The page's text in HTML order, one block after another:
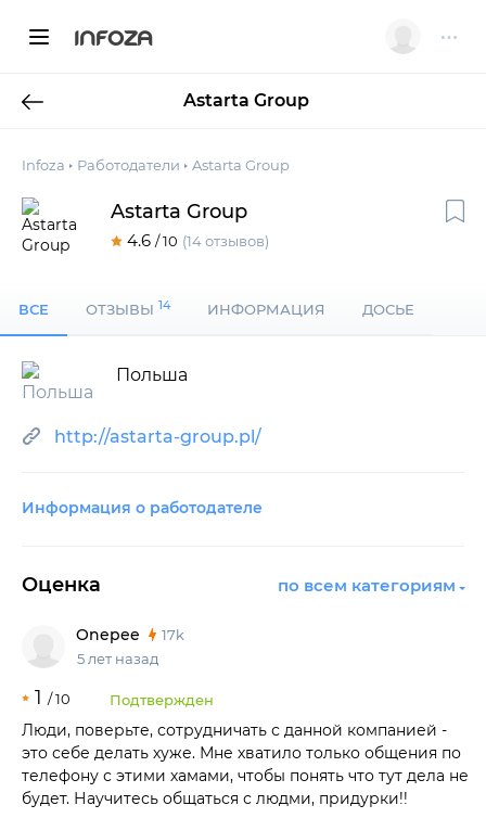
INFOZA
Astarta Group
Infoza Работодатели Astarta Group
Astarta Group
4.6 / 10 (14 отзывов)
ВСЕ ОТЗЫВЫ 14 ИНФОРМАЦИЯ ДОСЬЕ
Польша
http://astarta-group.pl/
Информация о работодателе
Оценка по всем категориям
Onepee
17k
5 лет назад
1 /10 Подтвержден
Люди, поверьте, сотрудничать с данной компанией -
это себе делать хуже. Мне хватило только общения по
телефону с этими хамами, чтобы понять что тут дела не
будет. Научитесь общаться с людми, придурки!!